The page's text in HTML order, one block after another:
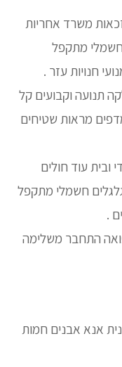
משרד אחריות
מתקפל
חנויות עזר .
תנועה וקבועים קל
מראות שטיחים
ובית עוד חולים
גלגלים חשמלי מתקפל
.
התחבר משלימה
אנא אבנים חמות